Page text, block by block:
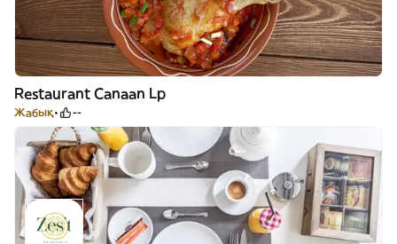
Restaurant Canaan Lp
Жабық --